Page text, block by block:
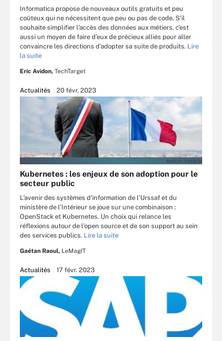
Informatica propose de nouveaux outils gratuits et peu
coûteux qui ne nécessitent que peu ou pas de code. S’il
souhaite simplifier l’accès des données aux métiers, c’est
aussi un moyen de faire d’eux de précieux alliés pour aller
convaincre les directions d’adopter sa suite de produits. Lire
la suite
Eric Avidon, TechTarget
Actualités 20 févr. 2023
SHOCKY - FOTOLIA
Kubernetes : les enjeux de son adoption pour le
secteur public
L’avenir des systèmes d’information de l’Urssaf et du
ministère de l’Intérieur se joue sur une combinaison :
OpenStack et Kubernetes. Un choix qui relance les
réflexions autour de l’open source et de son support au sein
des services publics. Lire la suite
Gaétan Raoul, LeMagIT
Actualités 17 févr. 2023